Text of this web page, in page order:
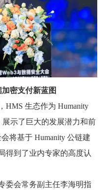
密支付新蓝图
HMS 生态作为 Humanity
展示了巨大的发展潜力和前
将基于 Humanity 公链建
得到了业内专家的高度认
委会常务副主任李海明指